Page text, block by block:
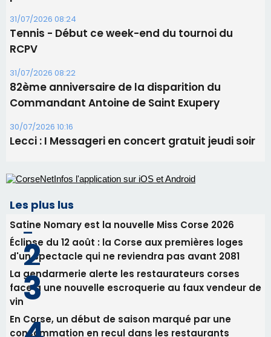
procession le 14 août
31/07/2026 08:24
RCPV
31/07/2026 08:22
Commandant Antoine de Saint Exupery
Les plus lus
Satine Nomary est la nouvelle Miss Corse 2026
Éclipse du 12 août : la Corse aux premières loges
d'un spectacle qui ne reviendra pas avant 2081
La gendarmerie alerte les restaurateurs corses
face à une nouvelle escroquerie au faux vendeur de
vin